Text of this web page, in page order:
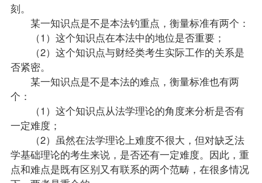
刻。
某一知识点是不是本法钓重点，衡量标准有两个：
（1）这个知识点在本法中的地位是否重要；
（2）这个知识点与财经类考生实际工作的关系是
否紧密。
某一知识点是不是本法的难点，衡量标准也有两
个：
（1）这个知识点从法学理论的角度来分析是否有
一定难度；
（2）虽然在法学理论上难度不很大，但对缺乏法
学基础理论的考生来说，是否还有一定难度。因此，重
点和难点是既有区别又有联系的两个范畴，在很多情况